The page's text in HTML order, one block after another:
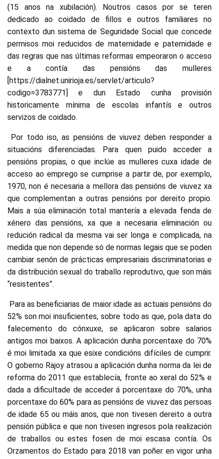
(15 anos na xubilación). Noutros casos por se teren
dedicado ao coidado de fillos e outros familiares no
contexto dun sistema de Seguridade Social que concede
permisos moi reducidos de maternidade e paternidade e
das regras que nas últimas reformas empeoraron o acceso
e a contía das pensións das mulleres
[https://dialnet.unirioja.es/servlet/articulo?
codigo=3783771] e dun Estado cunha provisión
historicamente mínima de escolas infantís e outros
servizos de coidado.
Por todo iso, as pensións de viuvez deben responder a
situacións diferenciadas. Para quen puido acceder a
pensións propias, o que inclúe as mulleres cuxa idade de
acceso ao emprego se cumprise a partir de, por exemplo,
1970, non é necesaria a mellora das pensións de viuvez xa
que complementan a outras pensións por dereito propio.
Mais a súa eliminación total mantería a elevada fenda de
xénero das pensións, xa que a necesaria eliminación ou
redución radical da mesma vai ser longa e complicada, na
medida que non depende só de normas legais que se poden
cambiar senón de prácticas empresariais discriminatorias e
da distribución sexual do traballo reprodutivo, que son máis
“resistentes”.
Para as beneficiarias de maior idade as actuais pensións do
52% son moi insuficientes, sobre todo as que, pola data do
falecemento do cónxuxe, se aplicaron sobre salarios
antigos moi baixos. A aplicación dunha porcentaxe do 70%
é moi limitada xa que esixe condicións difíciles de cumprir.
O goberno Rajoy atrasou a aplicación dunha norma da lei de
reforma do 2011 que establecía, fronte ao xeral do 52% e
dada a dificultade de acceder á porcentaxe do 70%, unha
porcentaxe do 60% para as pensións de viuvez das persoas
de idade 65 ou máis anos, que non tivesen dereito a outra
pensión pública e que non tivesen ingresos pola realización
de traballos ou estes fosen de moi escasa contía. Os
Orzamentos do Estado para 2018 van poñer en vigor unha